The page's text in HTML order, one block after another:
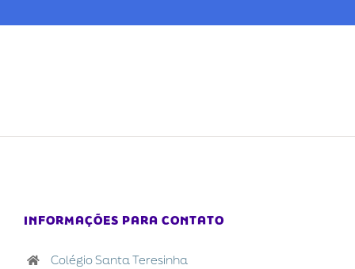
INFORMAÇÕES PARA CONTATO
Colégio Santa Teresinha